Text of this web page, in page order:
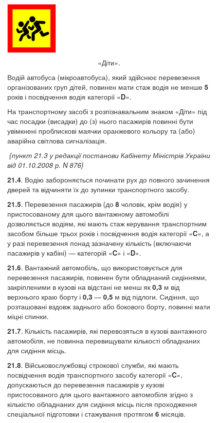
«Діти».
Водій автобуса (мікроавтобуса), який здійснює перевезення
організованих груп дітей, повинен мати стаж водія не менше 5
років і посвідчення водія категорії «D».
На транспортному засобі з розпізнавальним знаком «Діти» під
час посадки (висадки) до (з) нього пасажирів повинні бути
увімкнені проблискові маячки оранжевого кольору та (або)
аварійна світлова сигналізація.
{пункт 21.3 у редакції постанови Кабінету Міністрів України
від 01.10.2008 р. N 876}
21.4. Водію забороняється починати рух до повного зачинення
дверей та відчиняти їх до зупинки транспортного засобу.
21.5. Перевезення пасажирів (до 8 чоловік, крім водія) у
пристосованому для цього вантажному автомобілі
дозволяється водіям, які мають стаж керування транспортним
засобом більше трьох років і посвідчення водія категорії «C», а
у разі перевезення понад зазначену кількість (включаючи
пасажирів у кабіні) — категорій «C» і «D».
21.6. Вантажний автомобіль, що використовується для
перевезення пасажирів, повинен бути обладнаний сидіннями,
закріпленими в кузові на відстані не менш як 0,3 м від
верхнього краю борту і 0,3 — 0,5 м від підлоги. Сидіння, що
розташовані вздовж заднього або бокового борту, повинні мати
міцні спинки.
21.7. Кількість пасажирів, які перевозяться в кузові вантажного
автомобіля, не повинна перевищувати кількості обладнаних
для сидіння місць.
21.8. Військовослужбовці строкової служби, які мають
посвідчення водія транспортного засобу категорії «C»,
допускаються до перевезення пасажирів у кузові
пристосованого для цього вантажного автомобіля згідно з
кількістю обладнаних для сидіння місць після проходження
спеціальної підготовки і стажування протягом 6 місяців.